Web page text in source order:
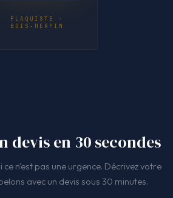
PLAQUISTE ·
BOIS-HERPIN
devis en 30 secondes
n'est pas une urgence. Décrivez votre
avec un devis sous 30 minutes.